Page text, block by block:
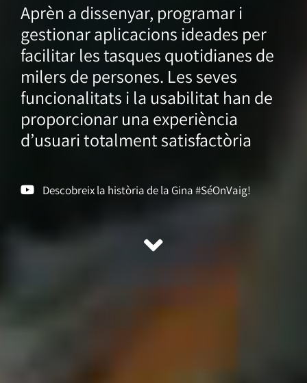
Aprèn a dissenyar, programar i
gestionar aplicacions ideades per
facilitar les tasques quotidianes de
milers de persones. Les seves
funcionalitats i la usabilitat han de
proporcionar una experiència
d’usuari totalment satisfactòria
Descobreix la història de la Gina #SéOnVaig!